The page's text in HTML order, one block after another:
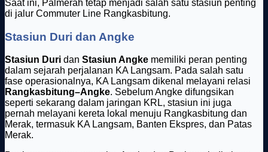
Saat ini, Palmerah tetap menjadi salah satu stasiun penting
di jalur Commuter Line Rangkasbitung.
Stasiun Duri dan Angke
Stasiun Duri dan Stasiun Angke memiliki peran penting
dalam sejarah perjalanan KA Langsam. Pada salah satu
fase operasionalnya, KA Langsam dikenal melayani relasi
Rangkasbitung–Angke. Sebelum Angke difungsikan
seperti sekarang dalam jaringan KRL, stasiun ini juga
pernah melayani kereta lokal menuju Rangkasbitung dan
Merak, termasuk KA Langsam, Banten Ekspres, dan Patas
Merak.